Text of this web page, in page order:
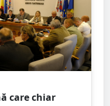
care chiar